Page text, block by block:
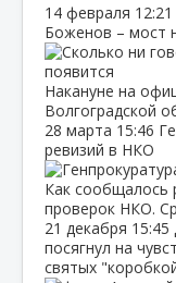
14 февраля 12:21
Боженов – мост
Накануне на
Волгоградской
28 марта 15:46
ревизий в НКО
Как сообщалось
проверок НКО.
21 декабря 15:45
посягнул на
святых